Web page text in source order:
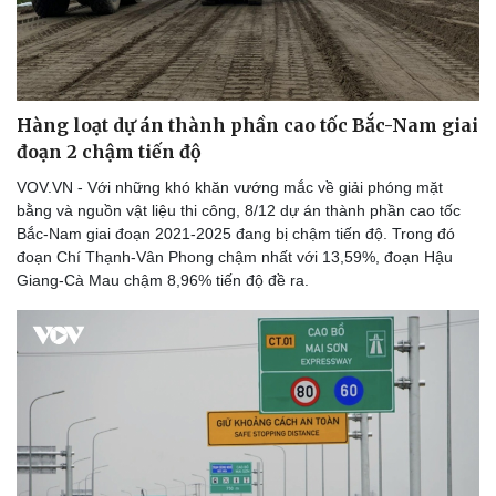
Hàng loạt dự án thành phần cao tốc Bắc-Nam giai
đoạn 2 chậm tiến độ
VOV.VN - Với những khó khăn vướng mắc về giải phóng mặt
bằng và nguồn vật liệu thi công, 8/12 dự án thành phần cao tốc
Bắc-Nam giai đoạn 2021-2025 đang bị chậm tiến độ. Trong đó
đoạn Chí Thạnh-Vân Phong chậm nhất với 13,59%, đoạn Hậu
Giang-Cà Mau chậm 8,96% tiến độ đề ra.